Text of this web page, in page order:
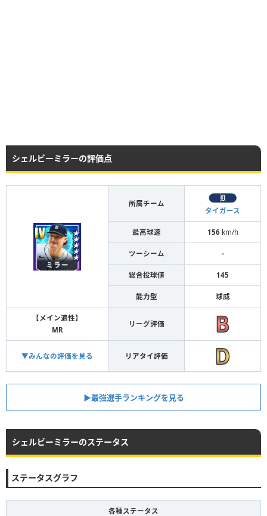
シェルビーミラーの評価点
所属チーム
タイガース
最高球速 156km/h
ツーシーム -
総合投球値 145
能力型 球威
【メイン適性】
MR
リーグ評価
▼みんなの評価を見る リアタイ評価
▶︎最強選手ランキングを見る
シェルビーミラーのステータス
ステータスグラフ
各種ステータス